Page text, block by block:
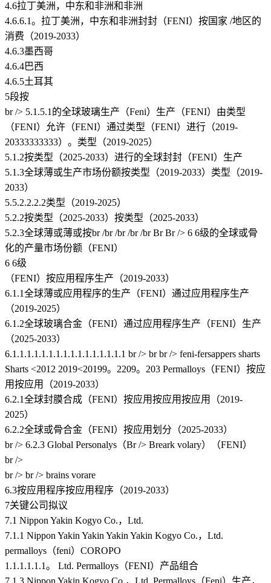
4.6拉丁美洲，中东和非洲和非洲
4.6.6.1。拉丁美洲，中东和非洲封封（FENI）按国家 /地区的
消费（2019-2033）
4.6.3墨西哥
4.6.4巴西
4.6.5土耳其
5段按
br /> 5.1.5.1的全球玻璃生产（Feni）生产（FENI）由类型
（FENI）允许（FENI）通过类型（FENI）进行（2019-
20333333333）。类型（2019-2025）
5.1.2按类型（2025-2033）进行的全球封封（FENI）生产
5.1.3全球薄或生产市场份额按类型（2019-2033）类型（2019-
2033）
5.5.2.2.2.2类型（2019-2025）
5.2.2按类型（2025-2033）按类型（2025-2033）
5.2.3全球薄或薄或按br /br /br /br /br Br Br /> 6 6级的全球或骨
化的产量市场份额（FENI）
6 6级
（FENI）按应用程序生产（2019-2033）
6.1.1全球薄或应用程序的生产（FENI）通过应用程序生产
（2019-2025）
6.1.2全球玻璃合金（FENI）通过应用程序生产（FENI）生产
（2025-2033）
6.1.1.1.1.1.1.1.1.1.1.1.1.1.1.1.1 br /> br br /> feni-fersappers sharts
Sharts <2012 2019<20199。2209。203 Permalloys（FENI）按应
用按应用（2019-2033）
6.2.1全球封膜合成（FENI）按应用按应用按应用（2019-
2025）
6.2.2全球或骨合金（FENI）按应用划分（2025-2033）
br /> 6.2.3 Global Personalys（Br /> Breark volary）（FENI）
br />
br /> br /> brains vorare
6.3按应用程序按应用程序（2019-2033）
7关键公司拟议
7.1 Nippon Yakin Kogyo Co.，Ltd.
7.1.1 Nippon Yakin Yakin Yakin Yakin Kogyo Co.，Ltd.
permalloys（feni）COROPO
1.1.1.1.1.1。 Ltd. Permalloys（FENI）产品组合